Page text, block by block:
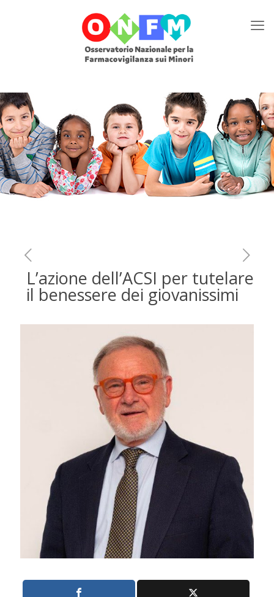
L’azione dell’ACSI per tutelare
il benessere dei giovanissimi